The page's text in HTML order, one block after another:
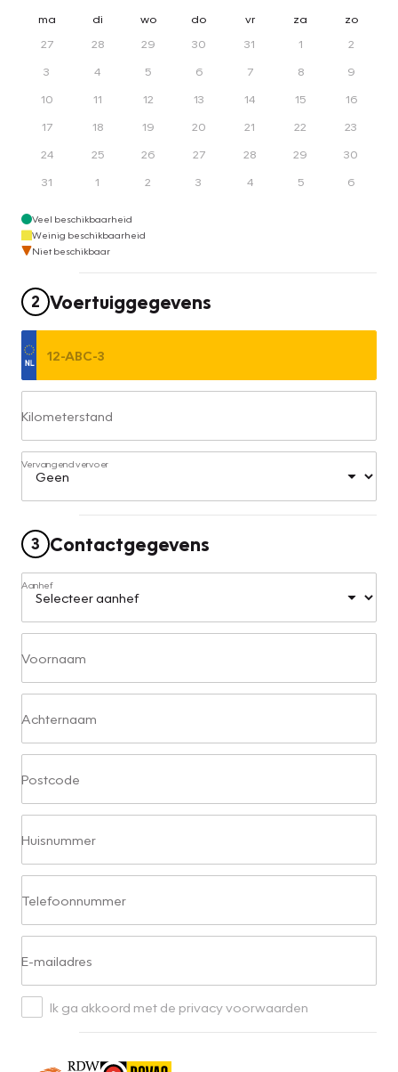
ma di wo do vr za
zo
27
28 29 30 31 1
2
3
4 5 6 7 8
9
10
11 12 13 14 15
16
17
18 19 20 21 22
23
24
25 26 27 28 29
30
31
1 2 3 4 5 6
Veel beschikbaarheid
Weinig beschikbaarheid
Niet beschikbaar
2 Voertuiggegevens
Kilometerstand
Vervangend vervoer
3 Contactgegevens
Aanhef
Voornaam
Achternaam
Postcode
Huisnummer
Telefoonnummer
E-mailadres
Ik ga akkoord met de privacy voorwaarden